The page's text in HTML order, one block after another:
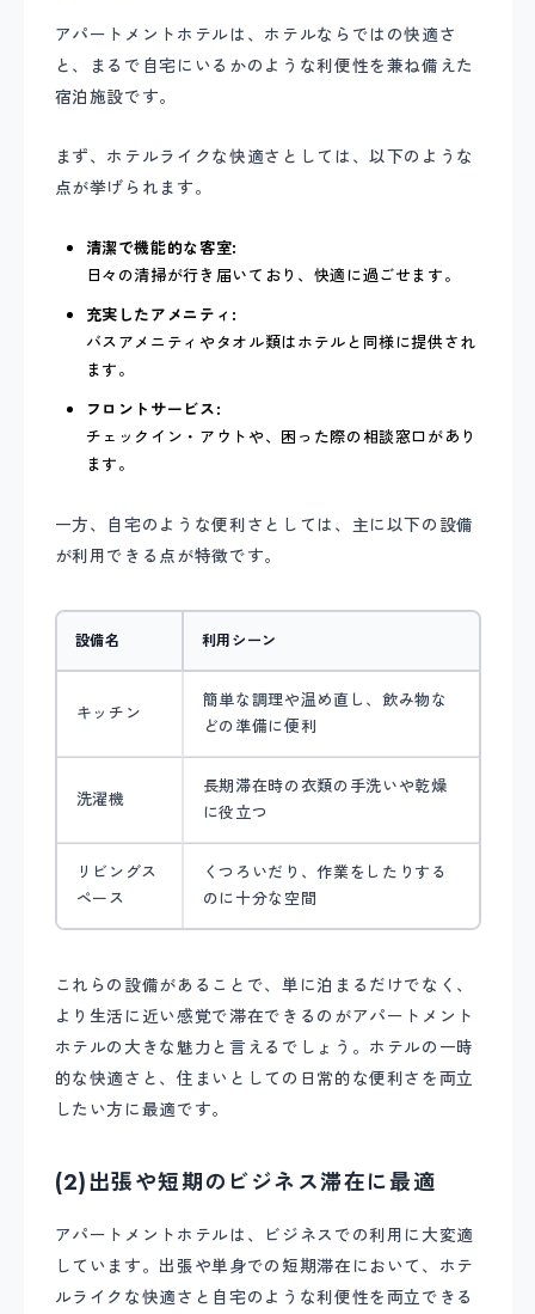
アパートメントホテルは、ホテルならではの快適さ
と、まるで自宅にいるかのような利便性を兼ね備えた
宿泊施設です。
まず、ホテルライクな快適さとしては、以下のような
点が挙げられます。
清潔で機能的な客室:
日々の清掃が行き届いており、快適に過ごせます。
充実したアメニティ:
バスアメニティやタオル類はホテルと同様に提供され
ます。
フロントサービス:
チェックイン・アウトや、困った際の相談窓口があり
ます。
一方、自宅のような便利さとしては、主に以下の設備
が利用できる点が特徴です。
設備名 利用シーン
キッチン
簡単な調理や温め直し、飲み物な
どの準備に便利
洗濯機
長期滞在時の衣類の手洗いや乾燥
に役立つ
リビングス
ペース
くつろいだり、作業をしたりする
のに十分な空間
これらの設備があることで、単に泊まるだけでなく、
より生活に近い感覚で滞在できるのがアパートメント
ホテルの大きな魅力と言えるでしょう。ホテルの一時
的な快適さと、住まいとしての日常的な便利さを両立
したい方に最適です。
(2)出張や短期のビジネス滞在に最適
アパートメントホテルは、ビジネスでの利用に大変適
しています。出張や単身での短期滞在において、ホテ
ルライクな快適さと自宅のような利便性を両立できる